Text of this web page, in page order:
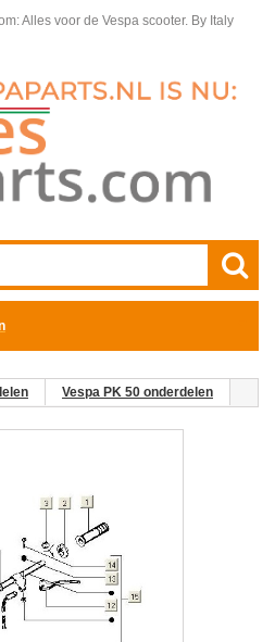
Alles voor de Vespa scooter. By Italy
Vespa PK 50 onderdelen